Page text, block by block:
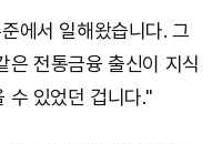
에서 일해왔습니다. 그
은 전통금융 출신이 지식
수 있었던 겁니다."